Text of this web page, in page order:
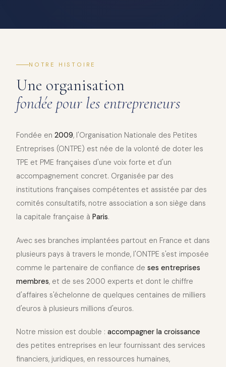
NOTRE HISTOIRE
Une organisation
fondée pour les entrepreneurs
Fondée en 2009, l'Organisation Nationale des Petites
Entreprises (ONTPE) est née de la volonté de doter les
TPE et PME françaises d'une voix forte et d'un
accompagnement concret. Organisée par des
institutions françaises compétentes et assistée par des
comités consultatifs, notre association a son siège dans
la capitale française à Paris.
Avec ses branches implantées partout en France et dans
plusieurs pays à travers le monde, l'ONTPE s'est imposée
comme le partenaire de confiance de ses entreprises
membres, et de ses 2000 experts et dont le chiffre
d'affaires s'échelonne de quelques centaines de milliers
d'euros à plusieurs millions d'euros.
Notre mission est double : accompagner la croissance
des petites entreprises en leur fournissant des services
financiers, juridiques, en ressources humaines,